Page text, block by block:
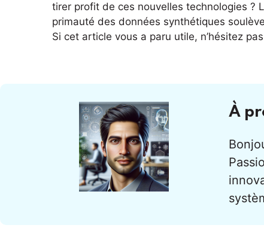
tirer profit de ces nouvelles technologies ?
primauté des données synthétiques
Si cet article vous a paru utile, n’hésitez
À